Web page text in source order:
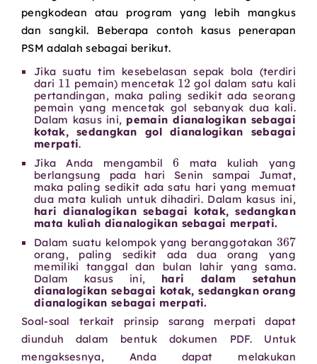
pengkodean atau program yang lebih mangkus
dan sangkil. Beberapa contoh kasus penerapan
PSM adalah sebagai berikut.
Jika suatu tim kesebelasan sepak bola (terdiri
dari
11
pemain) mencetak
12
gol dalam satu kali
pertandingan, maka paling sedikit ada seorang
pemain yang mencetak gol sebanyak dua kali.
Dalam kasus ini, pemain dianalogikan sebagai
kotak, sedangkan gol dianalogikan sebagai
merpati.
Jika Anda mengambil
6
mata kuliah yang
berlangsung pada hari Senin sampai Jumat,
maka paling sedikit ada satu hari yang memuat
dua mata kuliah untuk dihadiri. Dalam kasus ini,
hari dianalogikan sebagai kotak, sedangkan
mata kuliah dianalogikan sebagai merpati.
Dalam suatu kelompok yang beranggotakan
367
orang, paling sedikit ada dua orang yang
memiliki tanggal dan bulan lahir yang sama.
Dalam kasus ini, hari dalam setahun
dianalogikan sebagai kotak, sedangkan orang
dianalogikan sebagai merpati.
Soal-soal terkait prinsip sarang merpati dapat
diunduh dalam bentuk dokumen PDF. Untuk
mengaksesnya, Anda dapat melakukan